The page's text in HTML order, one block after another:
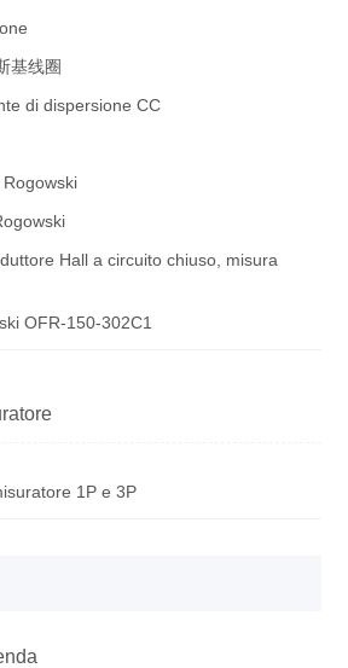
基线圈
di dispersione CC
Hall a circuito chiuso, misura
OFR-150-302C1
1P e 3P